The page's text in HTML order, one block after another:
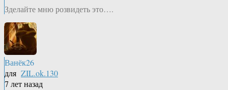
Зделайте мню розвидеть это….
Ванёк26
для ZIL.ok.130
7 лет назад